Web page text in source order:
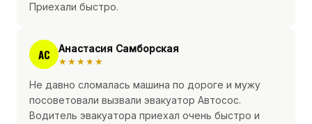
Приехали быстро.
АС Анастасия Самборская
★★★★★
Не давно сломалась машина по дороге и мужу
посоветовали вызвали эвакуатор Автосос.
Водитель эвакуатора приехал очень быстро и